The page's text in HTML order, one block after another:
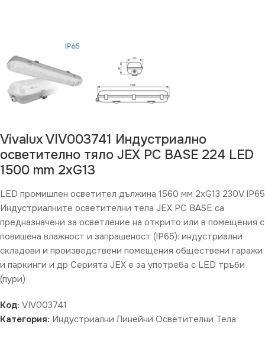
Vivalux VIV003741 Индустриално
осветително тяло JEX PC BASE 224 LED
1500 mm 2хG13
LED промишлен осветител дължина 1560 мм 2хG13 230V IP65
Индустриалните осветителни тела JEX PC BASE са
предназначени за осветление на открито или в помещения с
повишена влажност и запрашеност (IP65): индустриални
складови и производствени помещения обществени гаражи
и паркинги и др Серията JEX е за употреба с LED тръби
(пури)
Код: VIV003741
Категория: Индустриални Линейни Осветителни Тела